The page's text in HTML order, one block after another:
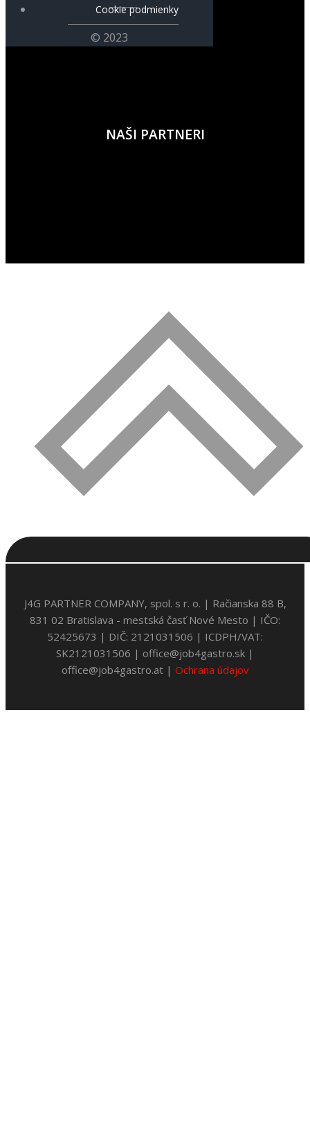
Cookie podmienky
© 2023
NAŠI PARTNERI
J4G PARTNER COMPANY, spol. s r. o. | Račianska 88 B,
831 02 Bratislava - mestská časť Nové Mesto | IČO:
52425673 | DIČ: 2121031506 | ICDPH/VAT:
SK2121031506 | office@job4gastro.sk |
office@job4gastro.at | Ochrana údajov